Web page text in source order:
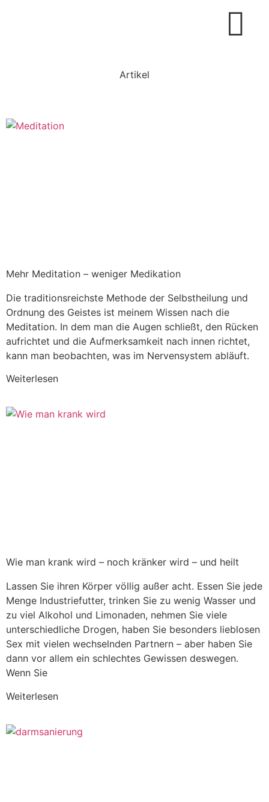
Artikel
Mehr Meditation – weniger Medikation
Die traditionsreichste Methode der Selbstheilung und
Ordnung des Geistes ist meinem Wissen nach die
Meditation. In dem man die Augen schließt, den Rücken
aufrichtet und die Aufmerksamkeit nach innen richtet,
kann man beobachten, was im Nervensystem abläuft.
Weiterlesen
Wie man krank wird – noch kränker wird – und heilt
Lassen Sie ihren Körper völlig außer acht. Essen Sie jede
Menge Industriefutter, trinken Sie zu wenig Wasser und
zu viel Alkohol und Limonaden, nehmen Sie viele
unterschiedliche Drogen, haben Sie besonders lieblosen
Sex mit vielen wechselnden Partnern – aber haben Sie
dann vor allem ein schlechtes Gewissen deswegen.
Wenn Sie
Weiterlesen